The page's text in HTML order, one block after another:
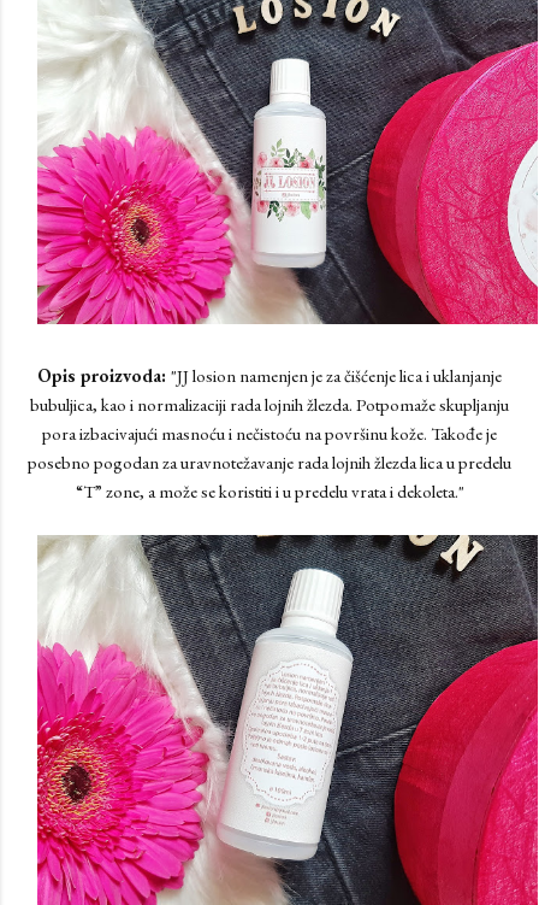
Opis proizvoda: "JJ losion namenjen je za čišćenje lica i uklanjanje
bubuljica, kao i normalizaciji rada lojnih žlezda. Potpomaže skupljanju
pora izbacivajući masnoću i nečistoću na površinu kože. Takođe je
posebno pogodan za uravnotežavanje rada lojnih žlezda lica u predelu
“T” zone, a može se koristiti i u predelu vrata i dekoleta."